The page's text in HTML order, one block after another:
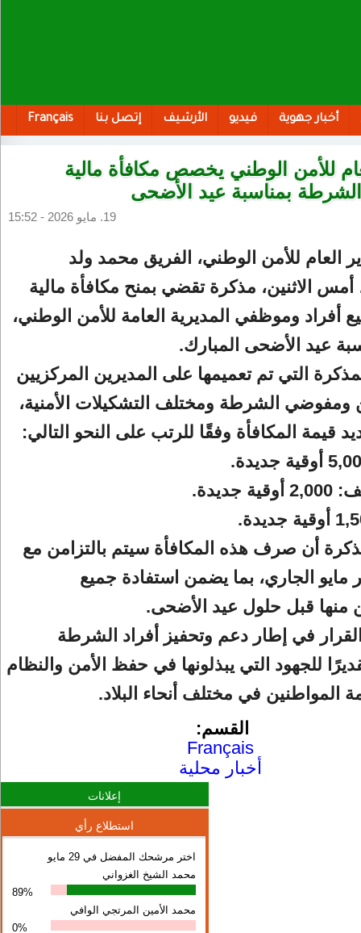
أخبار جهوية فيديو الأرشيف إتصل بنا Français
للأمن الوطني يخصص مكافأة مالية
بمناسبة عيد الأضحى
19. مايو 2026 - 15:52
العام للأمن الوطني، الفريق محمد ولد
أمس الاثنين، مذكرة تقضي بمنح مكافأة مالية
أفراد وموظفي المديرية العامة للأمن الوطني،
عيد الأضحى المبارك.
التي تم تعميمها على المديرين المركزيين
ومفوضي الشرطة ومختلف التشكيلات الأمنية،
قيمة المكافأة وفقًا للرتب على النحو التالي:
أن صرف هذه المكافأة سيتم بالتزامن مع
الجاري، بما يضمن استفادة جميع
منها قبل حلول عيد الأضحى.
في إطار دعم وتحفيز أفراد الشرطة
للجهود التي يبذلونها في حفظ الأمن والنظام
المواطنين في مختلف أنحاء البلاد.
القسم:
Français
أخبار محلية
إعلانات
استطلاع رأي
اختر مرشحك المفضل في 29 مايو
محمد الشيخ الغزواني
89%
محمد الأمين المرتجي الوافي
0%